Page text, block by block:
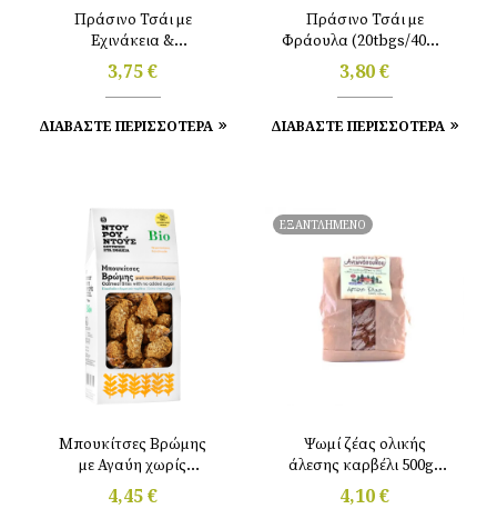
Πράσινο Τσάι με
Eχινάκεια &
Εσπεριδοειδή
(40gr/20tbgs) Clipper
3,75€
ΔΙΑΒΑΣΤΕ ΠΕΡΙΣΣΟΤΕΡΑ
Πράσινο Τσάι με
Φράουλα (20tbgs/40gr)
Clipper
3,80€
ΔΙΑΒΑΣΤΕ ΠΕΡΙΣΣΟΤΕΡΑ
Μπουκίτσες Βρώμης
με Αγαύη χωρίς
προσθήκη ζάχαρης
200g Ντουρουντούς
4,45€
ΕΞΑΝΤΛΗΜΕΝΟ
Ψωμί ζέας ολικής
άλεσης καρβέλι 500gr
Αντωνόπουλου
4,10€